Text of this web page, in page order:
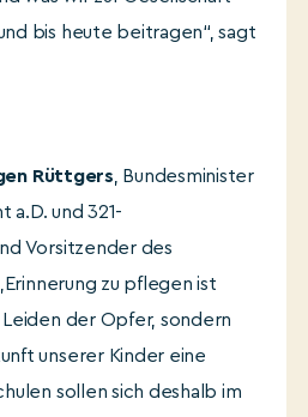
bis heute beitragen“, sagt
Rüttgers , Bundesminister
a.D. und 321-
Vorsitzender des
zu pflegen ist
der Opfer, sondern
unserer Kinder eine
sollen sich deshalb im